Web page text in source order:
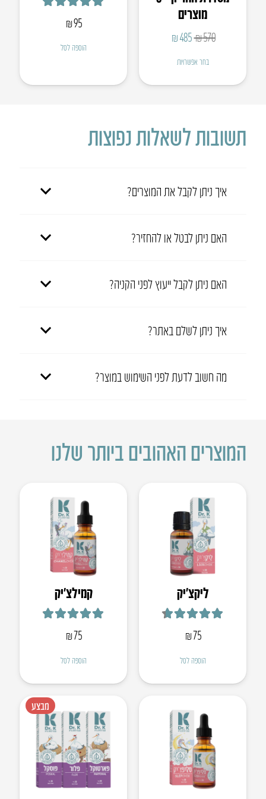
מוצרים
₪570
המחיר
היה:
₪570.
₪485
₪485.
בחר אפשרויות
₪95
הוספה לסל
תשובות לשאלות נפוצות
איך ניתן לקבל את המוצרים?
האם ניתן לבטל או להחזיר?
האם ניתן לקבל ייעוץ לפני הקניה?
איך ניתן לשלם באתר?
מה חשוב לדעת לפני השימוש במוצר?
המוצרים האהובים ביותר שלנו
ליקצ’יק
4.67
₪75
הוספה לסל
קמילצ’יק
4.88
₪75
הוספה לסל
מבצע